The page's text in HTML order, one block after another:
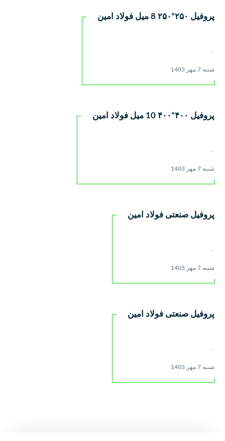
پروفیل ٢۵۰*۲۵۰ 8 میل فولاد امین
شنبه 7 مهر 1403
پروفیل ۴۰۰*۴۰۰ 10 میل فولاد امین
شنبه 7 مهر 1403
پروفیل صنعتی فولاد امین
شنبه 7 مهر 1403
پروفیل صنعتی فولاد امین
شنبه 7 مهر 1403